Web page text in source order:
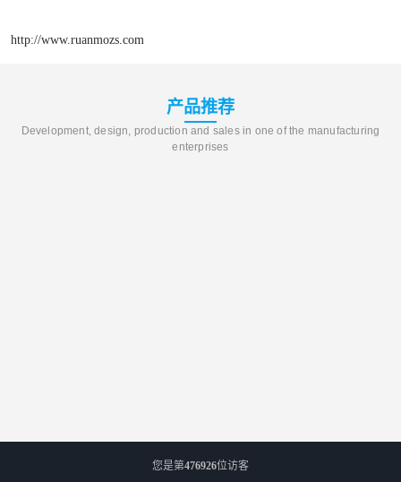
http://www.ruanmozs.com
产品推荐
Development, design, production and sales in one of the manufacturing
enterprises
您是第476926位访客